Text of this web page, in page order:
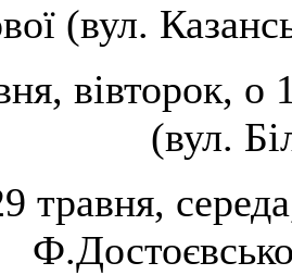
(вул.
вівторок, о
(вул.
травня,